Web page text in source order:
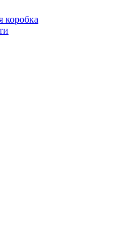
коробка